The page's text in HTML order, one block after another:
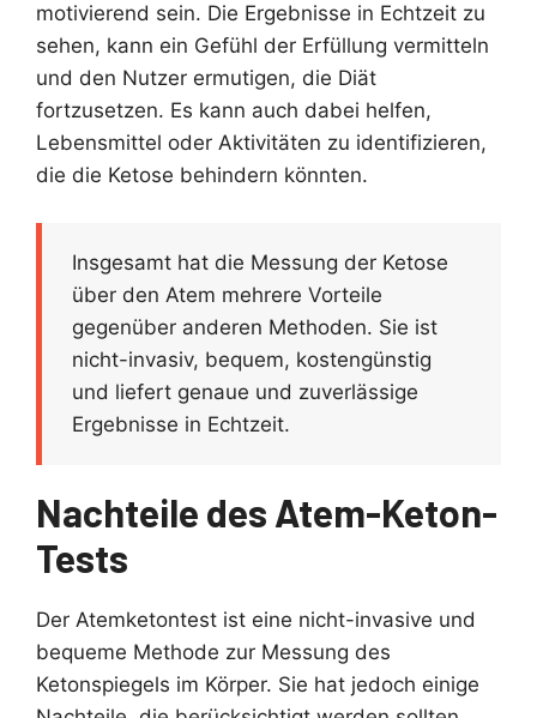
motivierend sein. Die Ergebnisse in Echtzeit zu
sehen, kann ein Gefühl der Erfüllung vermitteln
und den Nutzer ermutigen, die Diät
fortzusetzen. Es kann auch dabei helfen,
Lebensmittel oder Aktivitäten zu identifizieren,
die die Ketose behindern könnten.
Insgesamt hat die Messung der Ketose
über den Atem mehrere Vorteile
gegenüber anderen Methoden. Sie ist
nicht-invasiv, bequem, kostengünstig
und liefert genaue und zuverlässige
Ergebnisse in Echtzeit.
Nachteile des Atem-Keton-
Tests
Der Atemketontest ist eine nicht-invasive und
bequeme Methode zur Messung des
Ketonspiegels im Körper. Sie hat jedoch einige